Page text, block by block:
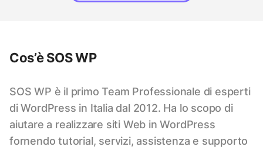
Cos’è SOS WP
SOS WP è il primo Team Professionale di esperti
di WordPress in Italia dal 2012. Ha lo scopo di
aiutare a realizzare siti Web in WordPress
fornendo tutorial, servizi, assistenza e supporto